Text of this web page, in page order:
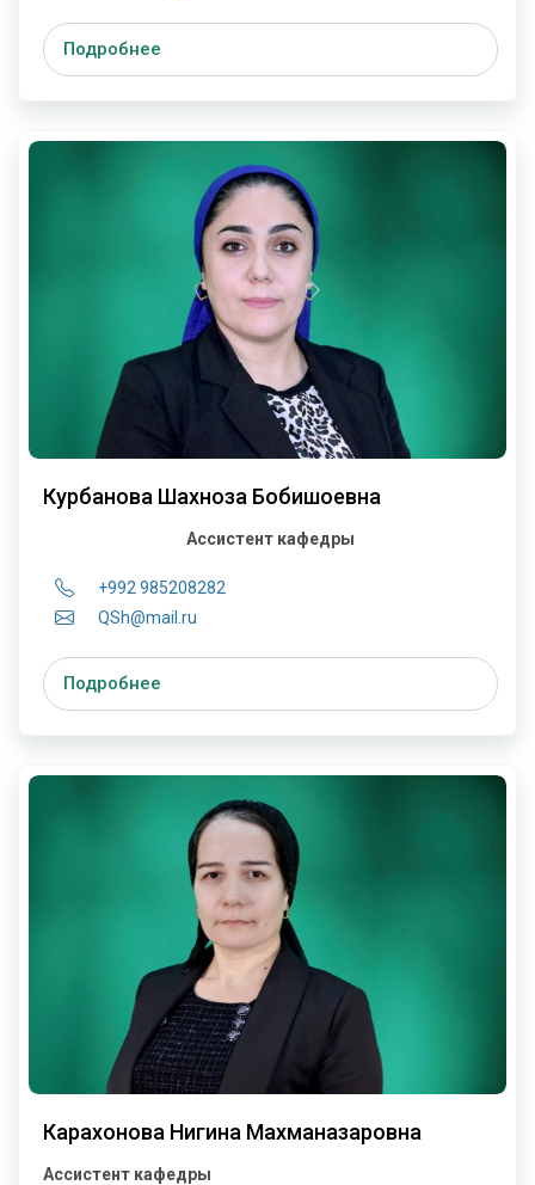
Подробнее
Курбанова Шахноза Бобишоевна
Ассистент кафедры
+992 985208282
QSh@mail.ru
Подробнее
Карахонова Нигина Махманазаровна
Ассистент кафедры